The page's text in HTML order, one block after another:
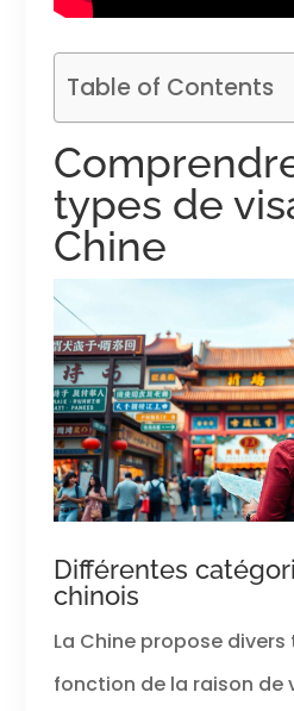
Table of Contents
types de
Chine
Différentes
chinois
La Chine propose
fonction de la raison de